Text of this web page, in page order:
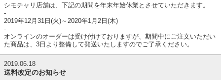
シモチャリ店舗は、下記の期間を年末年始休業とさせていただきます。
-
2019年12月31日(火)～2020年1月2日(木)
-
オンラインのオーダーは受け付けておりますが、期間中にご注文いただい
た商品は、3日より整備して発送いたしますのでご了承ください。
2019.06.18
送料改定のお知らせ